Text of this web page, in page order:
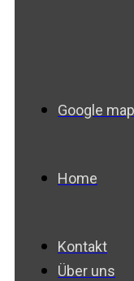
Google
Home
Kontakt
Über uns